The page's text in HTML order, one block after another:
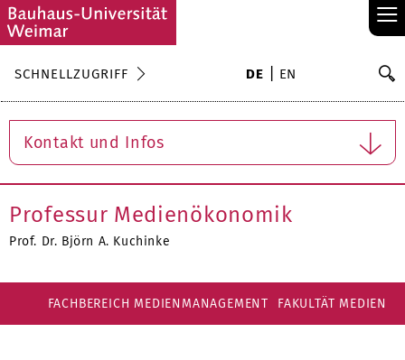
≡
SCHNELLZUGRIFF DE EN
Kontakt und Infos
Professur Medienökonomik
Prof. Dr. Björn A. Kuchinke
FACHBEREICH MEDIENMANAGEMENT FAKULTÄT MEDIEN